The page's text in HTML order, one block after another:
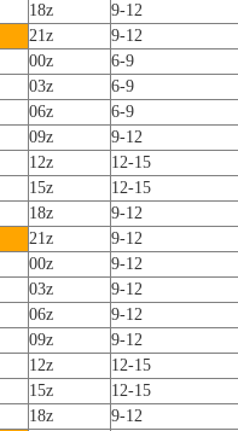
18z
9-12
21z 9-12
00z
6-9
03z
6-9
06z
6-9
09z
9-12
12z
12-15
15z
12-15
18z
9-12
21z 9-12
00z
9-12
03z
9-12
06z
9-12
09z
9-12
12z
12-15
15z
12-15
18z
9-12